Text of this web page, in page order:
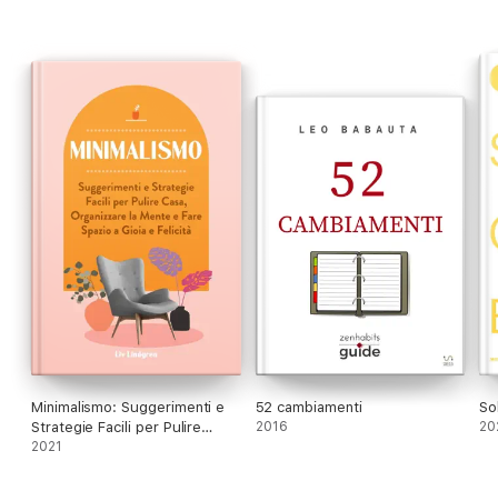
Minimalismo: Suggerimenti e
Strategie Facili per Pulire
Casa, Organizzare la Mente e
2021
52 cambiamenti
2016